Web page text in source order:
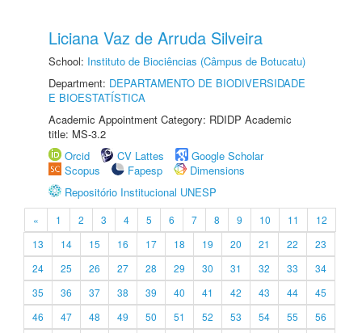
Liciana Vaz de Arruda Silveira
School: Instituto de Biociências (Câmpus de Botucatu)
Department: DEPARTAMENTO DE BIODIVERSIDADE
E BIOESTATÍSTICA
Academic Appointment Category: RDIDP Academic
title: MS-3.2
Orcid
CV Lattes
Google Scholar
Scopus
Fapesp
Dimensions
Repositório Institucional UNESP
« 1 2 3 4 5 6 7 8 9 10 11
12
13
14 15 16 17 18 19 20 21 22
23
24
25 26 27 28 29 30 31 32 33
34
35
36 37 38 39 40 41 42 43 44
45
46
47 48 49 50 51 52 53 54 55
56